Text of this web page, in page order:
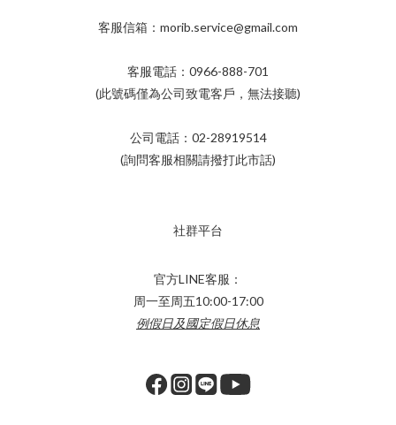
客服信箱：morib.service@gmail.com
客服電話：0966-888-701
(此號碼僅為公司致電客戶，無法接聽)
公司電話：02-28919514
(詢問客服相關請撥打此市話)
社群平台
官方LINE客服：
周一至周五10:00-17:00
例假日及國定假日休息